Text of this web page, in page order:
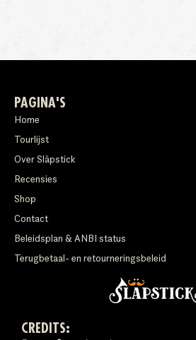
PAGINA'S
Home
Tourlijst
Over Släpstick
Recensies
Shop
Contact
Beleidsplan & ANBI status
Terugbetaal- en retourneringsbeleid
CREDITS: